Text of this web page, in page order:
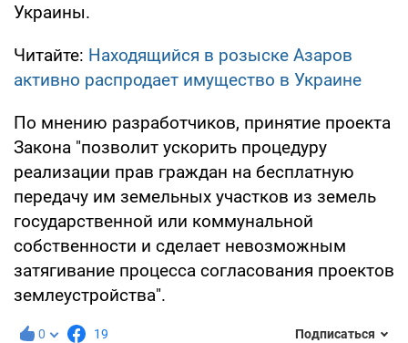
Украины.
Читайте: Находящийся в розыске Азаров
активно распродает имущество в Украине
По мнению разработчиков, принятие проекта
Закона "позволит ускорить процедуру
реализации прав граждан на бесплатную
передачу им земельных участков из земель
государственной или коммунальной
собственности и сделает невозможным
затягивание процесса согласования проектов
землеустройства".
0 19 Подписаться